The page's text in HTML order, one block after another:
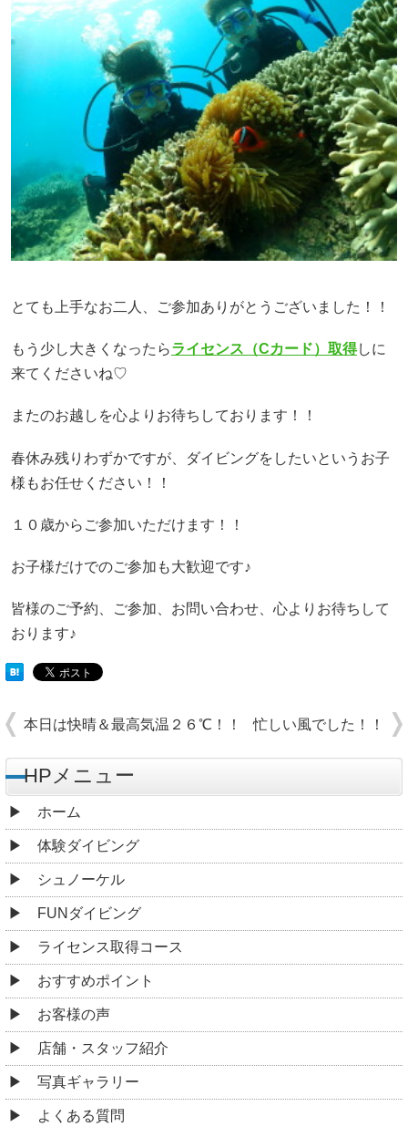
とても上手なお二人、ご参加ありがとうございました！！
もう少し大きくなったらライセンス（Cカード）取得しに
来てくださいね♡
またのお越しを心よりお待ちしております！！
春休み残りわずかですが、ダイビングをしたいというお子
様もお任せください！！
１０歳からご参加いただけます！！
お子様だけでのご参加も大歓迎です♪
皆様のご予約、ご参加、お問い合わせ、心よりお待ちして
おります♪
本日は快晴＆最高気温２６℃！！ 忙しい風でした！！
HPメニュー
ホーム
体験ダイビング
シュノーケル
FUNダイビング
ライセンス取得コース
おすすめポイント
お客様の声
店舗・スタッフ紹介
写真ギャラリー
よくある質問